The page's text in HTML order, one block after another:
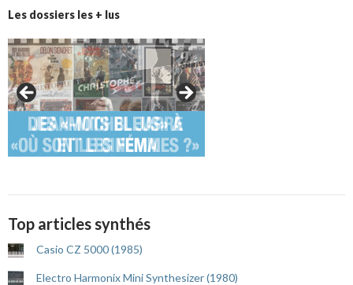
Les dossiers les + lus
Top articles synthés
Casio CZ 5000 (1985)
Electro Harmonix Mini Synthesizer (1980)